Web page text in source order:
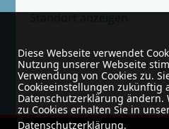
Diese Webseite verwendet
Nutzung unserer Webseite
Verwendung von Cookies zu.
Cookieeinstellungen zukünftig
Datenschutzerklärung ändern.
zu Cookies erhalten Sie in
Datenschutzerklärung.